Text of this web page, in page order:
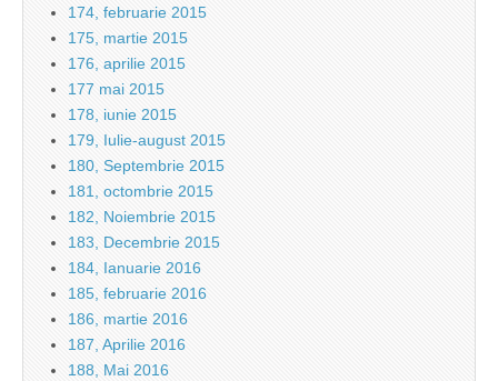
174, februarie 2015
175, martie 2015
176, aprilie 2015
177 mai 2015
178, iunie 2015
179, Iulie-august 2015
180, Septembrie 2015
181, octombrie 2015
182, Noiembrie 2015
183, Decembrie 2015
184, Ianuarie 2016
185, februarie 2016
186, martie 2016
187, Aprilie 2016
188, Mai 2016